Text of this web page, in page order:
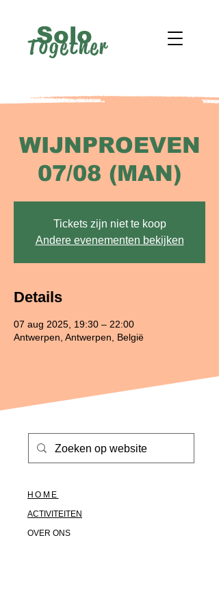
Together
Solo
WIJNPROEVEN
07/08 (MAN)
Tickets zijn niet te koop
Andere evenementen bekijken
Details
07 aug 2025, 19:30 – 22:00
Antwerpen, Antwerpen, België
HOME
ACTIVITEITEN
OVER ONS